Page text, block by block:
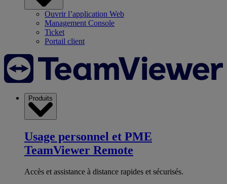
Ouvrir l’application Web
Management Console
Ticket
Portail client
Produits
Usage personnel et PME
TeamViewer Remote
Accès et assistance à distance rapides et sécurisés.